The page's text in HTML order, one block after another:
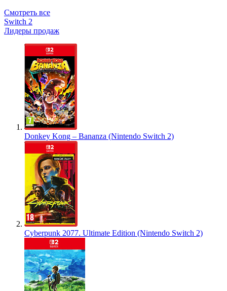
Смотреть все
Switch 2
Лидеры продаж
Donkey Kong – Bananza (Nintendo Switch 2)
Cyberpunk 2077. Ultimate Edition (Nintendo Switch 2)